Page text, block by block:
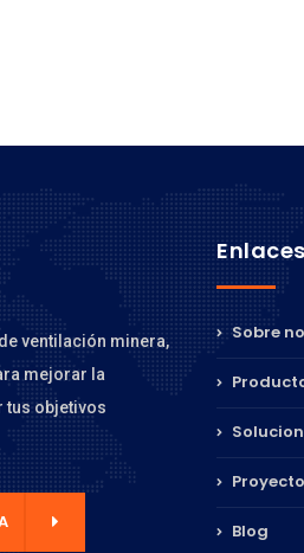
ventilación minera,
mejorar la
tus objetivos
Sobre
Blog